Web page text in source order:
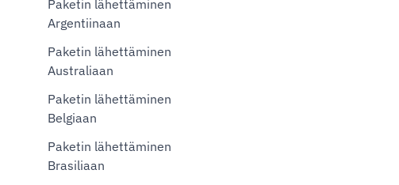
Paketin lähettäminen
Argentiinaan
Paketin lähettäminen
Australiaan
Paketin lähettäminen
Belgiaan
Paketin lähettäminen
Brasiliaan